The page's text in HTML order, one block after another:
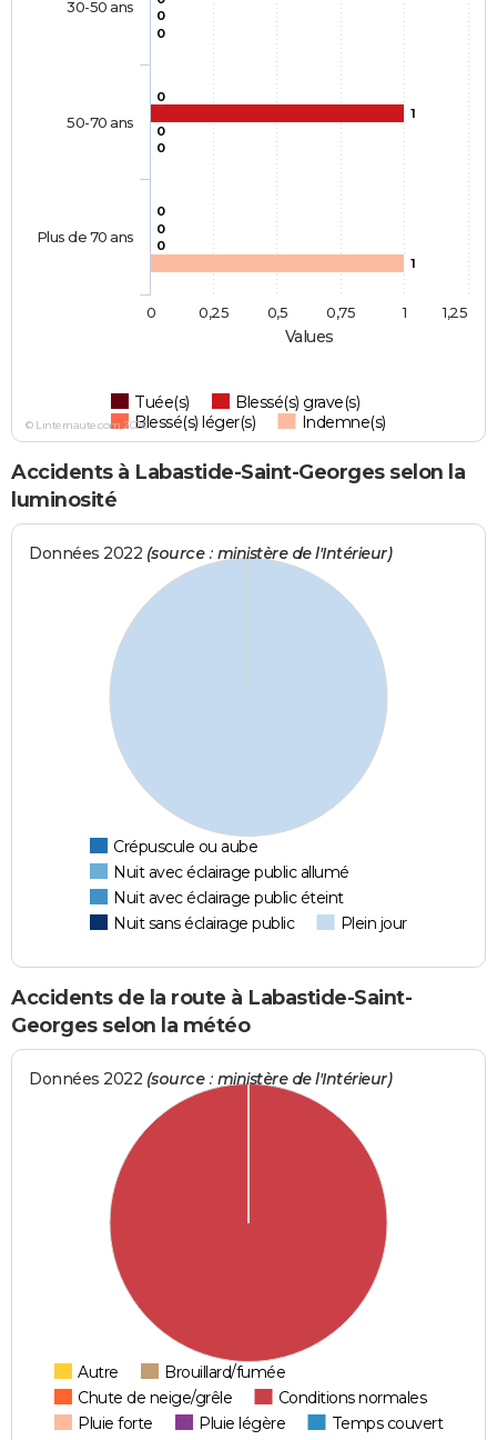
Values
0
0
1
0
0
0
0
0
0
1
Tuée(s)
Blessé(s) grave(s)
Blessé(s) léger(s)
Indemne(s)
30-50 ans
50-70 ans
Plus de 70 ans
0 1
0,25 0,5 0,75 1,25
© Linternaute.com 2026
Accidents à Labastide-Saint-Georges selon la
luminosité
Données 2022 (source : ministère de l'Intérieur)
Crépuscule ou aube
Nuit avec éclairage public allumé
Nuit avec éclairage public éteint
Nuit sans éclairage public
Plein jour
Accidents de la route à Labastide-Saint-
Georges selon la météo
Données 2022 (source : ministère de l'Intérieur)
Autre
Brouillard/fumée
Chute de neige/grêle
Conditions normales
Pluie forte
Pluie légère
Temps couvert